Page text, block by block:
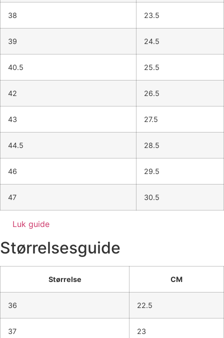
38 23.5
39 24.5
40.5 25.5
42 26.5
43 27.5
44.5 28.5
46 29.5
47 30.5
Luk guide
Størrelsesguide
Størrelse CM
36 22.5
37 23